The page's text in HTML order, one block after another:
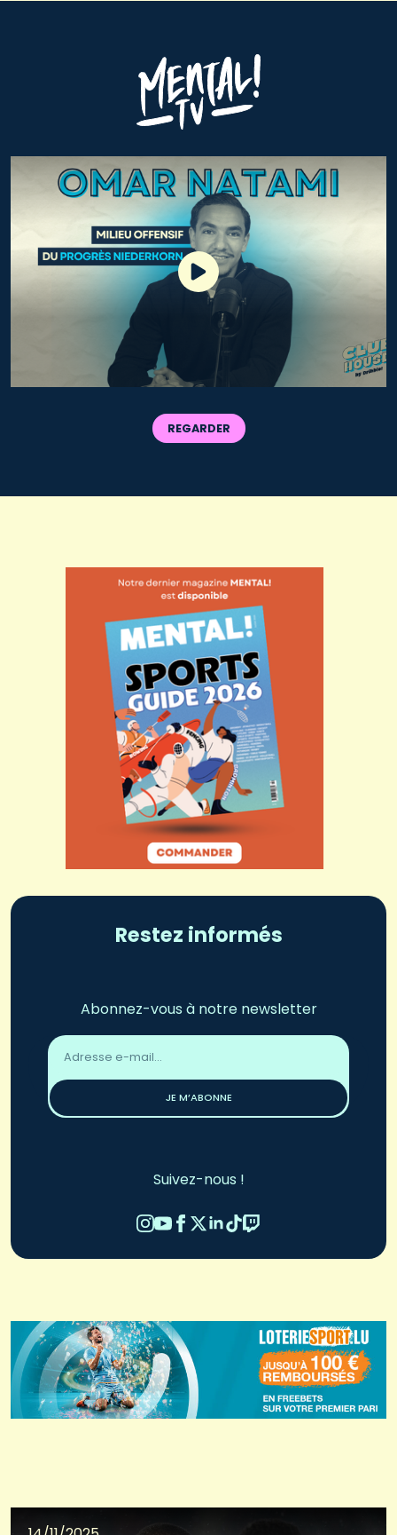
REGARDER
Restez informés
Abonnez-vous à notre newsletter
Adresse
email
JE M’ABONNE
Suivez-nous !